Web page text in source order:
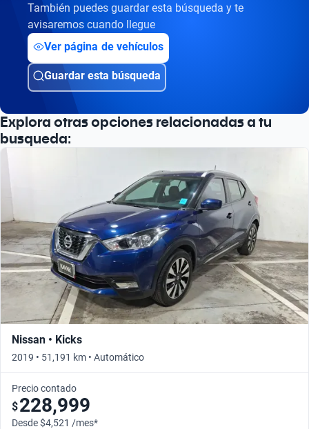
También puedes guardar esta búsqueda y te
avisaremos cuando llegue
Ver página de vehículos
Guardar esta búsqueda
Explora otras opciones relacionadas a tu
busqueda:
Nissan • Kicks
2019 • 51,191 km • Automático
Precio contado
$228,999
Desde $4,521 /mes*